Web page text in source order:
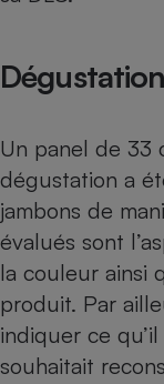
Dégustation
Un panel de 33
dégustation a
jambons de
évalués sont
la couleur ainsi
produit. Par
indiquer ce
souhaitait